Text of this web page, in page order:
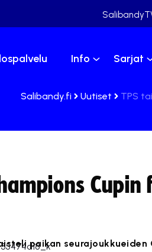
Info Sarjat
Salibandy.fi Uutiset TPS
paikan